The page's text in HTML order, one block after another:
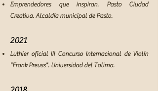
Emprendedores que inspiran. Pasto Ciudad
Creativa. Alcaldíamunicipal de Pasto.
2021
Luthier oficial III Concurso Internacional de Violín
"Frank Preuss". Universidad del Tolima.